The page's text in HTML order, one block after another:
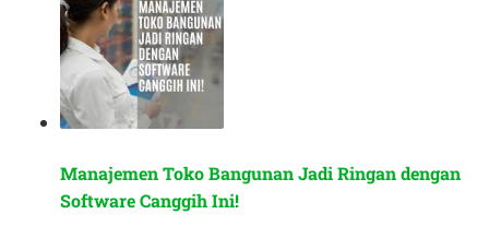
Manajemen Toko Bangunan Jadi Ringan dengan
Software Canggih Ini!